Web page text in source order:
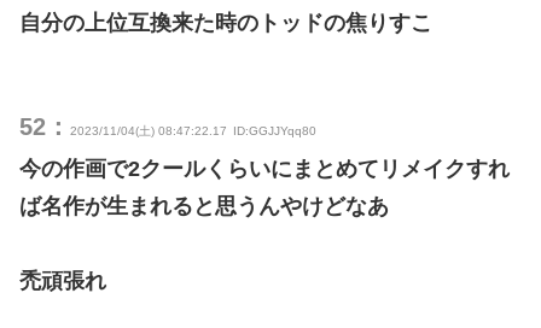
自分の上位互換来た時のトッドの焦りすこ
52： 2023/11/04(土) 08:47:22.17 ID:GGJJYqq80
今の作画で2クールくらいにまとめてリメイクすれ
ば名作が生まれると思うんやけどなあ
禿頑張れ